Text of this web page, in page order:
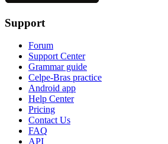
Support
Forum
Support Center
Grammar guide
Celpe-Bras practice
Android app
Help Center
Pricing
Contact Us
FAQ
API